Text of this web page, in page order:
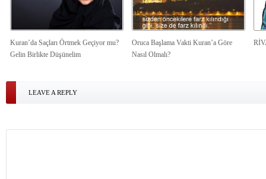
Kuran’da Saçları Örtmek Geçiyor mu?
Gelin Birlikte Düşünelim
Oruca Başlama Vakti Kuran’a Göre
Nasıl Olmalı?
LEAVE A REPLY